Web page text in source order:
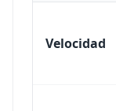
Velocidad